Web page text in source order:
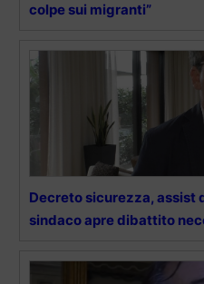
colpe sui migranti”
Decreto sicurezza, assist
sindaco apre dibattito